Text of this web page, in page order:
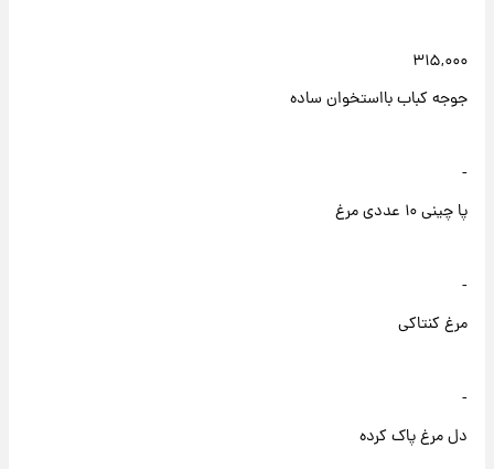
۳۱۵,۰۰۰
جوجه کباب بااستخوان ساده
-
پا چینی ۱۰ عددی مرغ
-
مرغ کنتاکی
-
دل مرغ پاک کرده